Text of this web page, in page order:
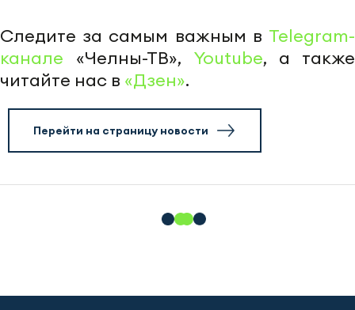
Следите за самым важным в Telegram-
канале «Челны-ТВ», Youtube, а также
читайте нас в «Дзен».
Перейти на страницу новости